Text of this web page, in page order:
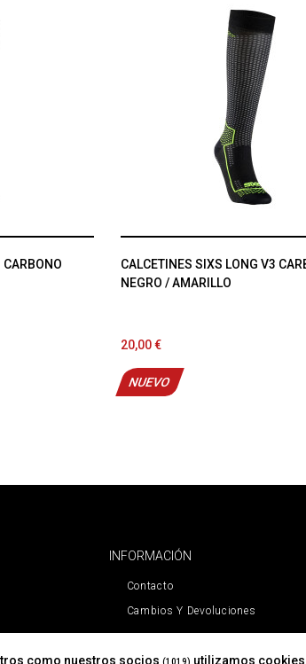
CARBONO
CALCETINES SIXS LONG V3
NEGRO / AMARILLO
20,00 €
NUEVO
INFORMACIÓN
Contacto
Cambios Y Devoluciones
como nuestros socios (1019) utilizamos